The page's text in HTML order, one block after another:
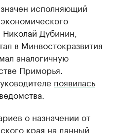
исполняющий
Дубинин,
в Минвостокразвития
аналогичную
Приморья.
появилась
о назначении от
края на данный